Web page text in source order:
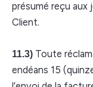
présumé reçu aux
Client.
11.3) Toute
endéans 15